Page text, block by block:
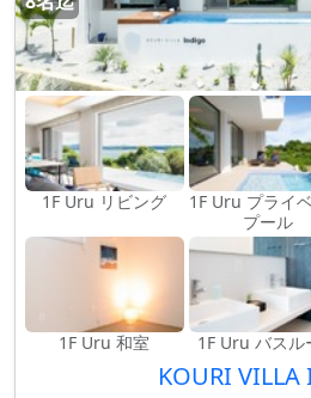
1F Uru リビング
1F Uru プライ
プール
1F Uru 和室 1F Uru バスル
KOURI